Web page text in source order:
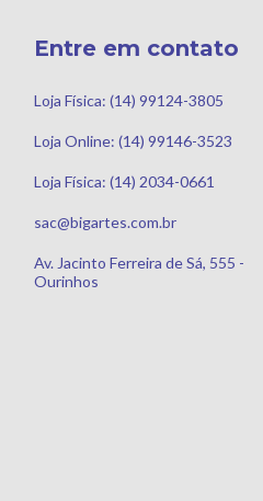
Entre em contato
Loja Física: (14) 99124-3805
Loja Online: (14) 99146-3523
Loja Física: (14) 2034-0661
sac@bigartes.com.br
Av. Jacinto Ferreira de Sá, 555 -
Ourinhos